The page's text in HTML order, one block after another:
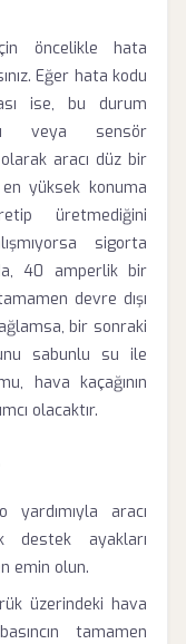
öncelikle hata
Eğer hata kodu
ise, bu durum
veya sensör
aracı düz bir
yüksek konuma
üretmediğini
sigorta
40 amperlik bir
devre dışı
bir sonraki
sabunlu su ile
hava kaçağının
olacaktır.
yardımıyla aracı
destek ayakları
emin olun.
üzerindeki hava
tamamen